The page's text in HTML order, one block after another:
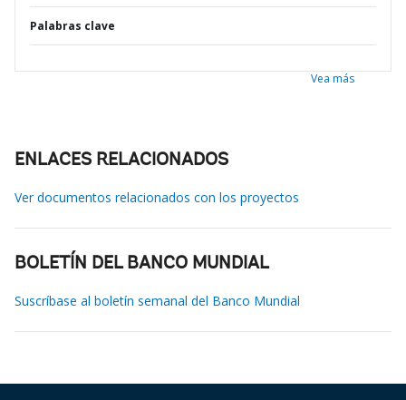
Palabras clave
Vea más
ENLACES RELACIONADOS
Ver documentos relacionados con los proyectos
BOLETÍN DEL BANCO MUNDIAL
Suscríbase al boletín semanal del Banco Mundial